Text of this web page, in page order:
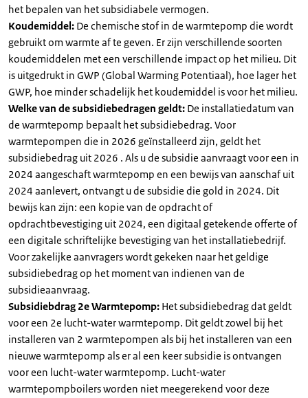
het bepalen van het subsidiabele vermogen.
Koudemiddel: De chemische stof in de warmtepomp die wordt
gebruikt om warmte af te geven. Er zijn verschillende soorten
koudemiddelen met een verschillende impact op het milieu. Dit
is uitgedrukt in GWP (Global Warming Potentiaal), hoe lager het
GWP, hoe minder schadelijk het koudemiddel is voor het milieu.
Welke van de subsidiebedragen geldt: De installatiedatum van
de warmtepomp bepaalt het subsidiebedrag. Voor
warmtepompen die in 2026 geïnstalleerd zijn, geldt het
subsidiebedrag uit 2026 . Als u de subsidie aanvraagt voor een in
2024 aangeschaft warmtepomp en een bewijs van aanschaf uit
2024 aanlevert, ontvangt u de subsidie die gold in 2024. Dit
bewijs kan zijn: een kopie van de opdracht of
opdrachtbevestiging uit 2024, een digitaal getekende offerte of
een digitale schriftelijke bevestiging van het installatiebedrijf.
Voor zakelijke aanvragers wordt gekeken naar het geldige
subsidiebedrag op het moment van indienen van de
subsidieaanvraag.
Subsidiebdrag 2e Warmtepomp: Het subsidiebedrag dat geldt
voor een 2e lucht-water warmtepomp. Dit geldt zowel bij het
installeren van 2 warmtepompen als bij het installeren van een
nieuwe warmtepomp als er al een keer subsidie is ontvangen
voor een lucht-water warmtepomp. Lucht-water
warmtepompboilers worden niet meegerekend voor deze